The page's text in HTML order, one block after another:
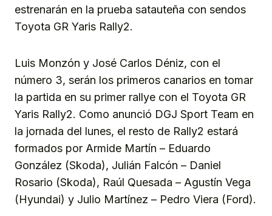
estrenarán en la prueba satauteña con sendos
Toyota GR Yaris Rally2.
Luis Monzón y José Carlos Déniz, con el
número 3, serán los primeros canarios en tomar
la partida en su primer rallye con el Toyota GR
Yaris Rally2. Como anunció DGJ Sport Team en
la jornada del lunes, el resto de Rally2 estará
formados por Armide Martín – Eduardo
González (Skoda), Julián Falcón – Daniel
Rosario (Skoda), Raúl Quesada – Agustín Vega
(Hyundai) y Julio Martínez – Pedro Viera (Ford).